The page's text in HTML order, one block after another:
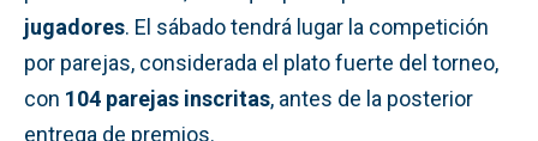
jugadores. El sábado tendrá lugar la competición
por parejas, considerada el plato fuerte del torneo,
con 104 parejas inscritas, antes de la posterior
entrega de premios.